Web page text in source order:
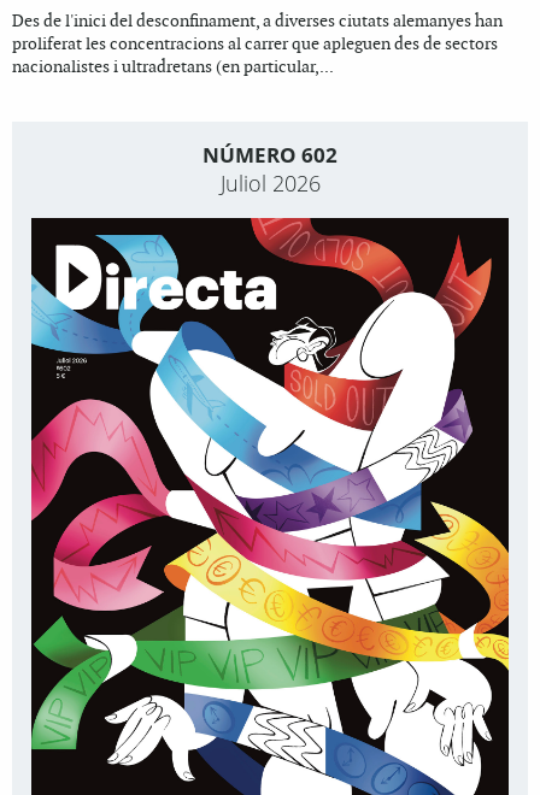
Des de l'inici del desconfinament, a diverses ciutats alemanyes han
proliferat les concentracions al carrer que apleguen des de sectors
nacionalistes i ultradretans (en particular,...
NÚMERO 602
Juliol 2026